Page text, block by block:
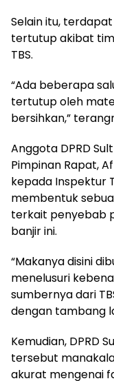
Selain itu,
tertutup akibat
TBS.
“Ada beberapa
tertutup oleh
bersihkan,”
Anggota DPRD
Pimpinan Rapat,
kepada Inspektur
membentuk
terkait penyebab
banjir ini.
“Makanya disini
menelusuri
sumbernya dari
dengan tambang
Kemudian, DPRD
tersebut
akurat mengenai